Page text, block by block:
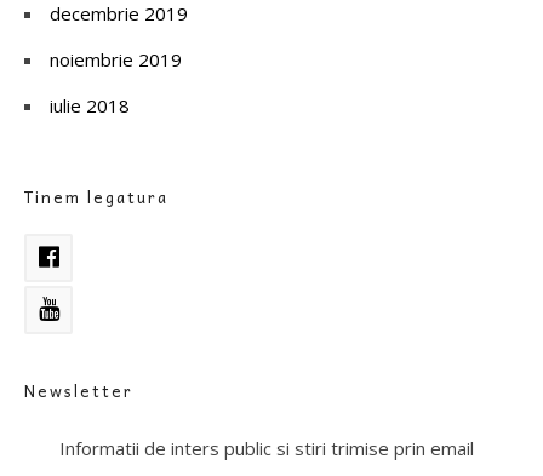
decembrie 2019
noiembrie 2019
iulie 2018
Tinem legatura
Newsletter
Informatii de inters public si stiri trimise prin email